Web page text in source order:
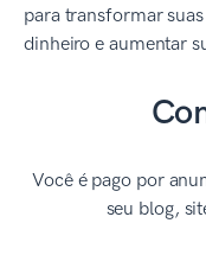
para transformar
dinheiro e aumentar
Você é pago por
seu blog,